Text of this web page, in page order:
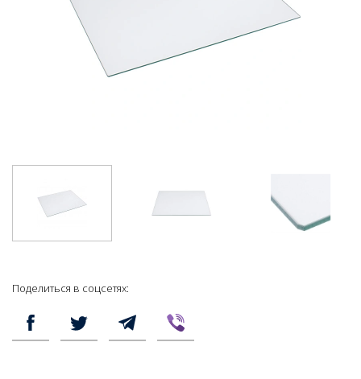
Поделиться в соцсетях: